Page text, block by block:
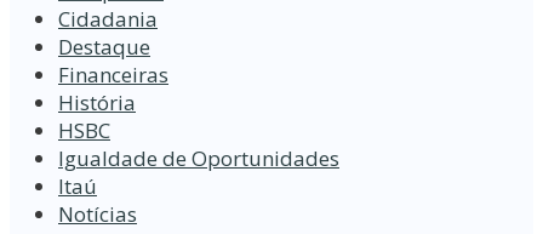
Cidadania
Destaque
Financeiras
História
HSBC
Igualdade de Oportunidades
Itaú
Notícias